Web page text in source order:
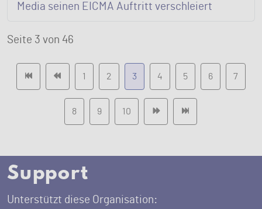
Media seinen EICMA Auftritt verschleiert
Seite 3 von 46
1 2 3 4 5 6 7
8 9 10
Support
Unterstützt diese Organisation: